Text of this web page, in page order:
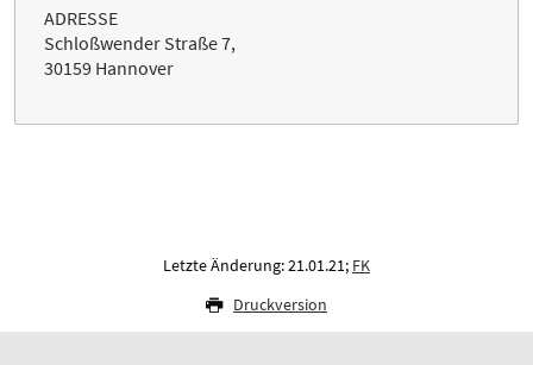
ADRESSE
Schloßwender Straße 7,
30159 Hannover
Letzte Änderung: 21.01.21; FK
Druckversion